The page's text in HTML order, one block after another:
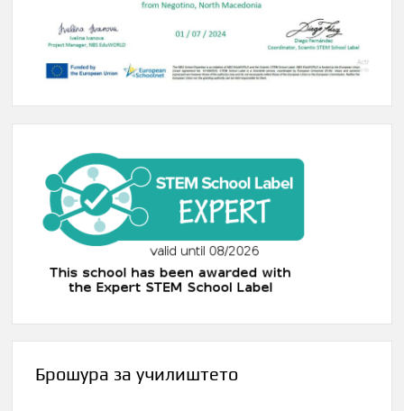
Брошура за училиштето